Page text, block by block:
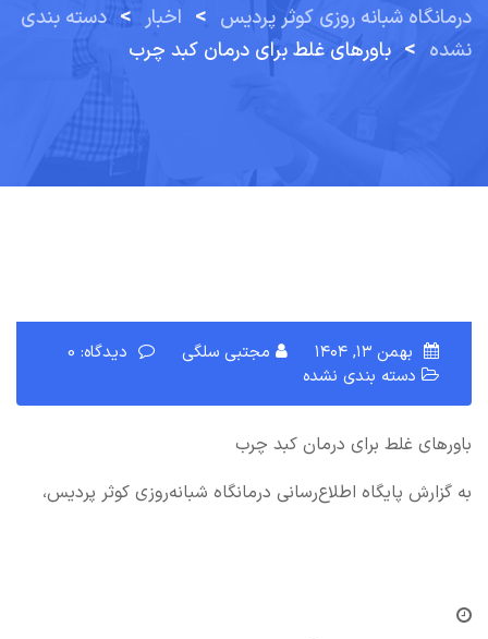
درمانگاه شبانه روزی کوثر پردیس > اخبار > دسته بندی
نشده > باورهای غلط برای درمان کبد چرب
بهمن ۱۳, ۱۴۰۴ مجتبی سلگی
دیدگاه: 0
دسته بندی نشده
باورهای غلط برای درمان کبد چرب
به گزارش پایگاه اطلاع‌رسانی درمانگاه شبانه‌روزی کوثر پردیس،